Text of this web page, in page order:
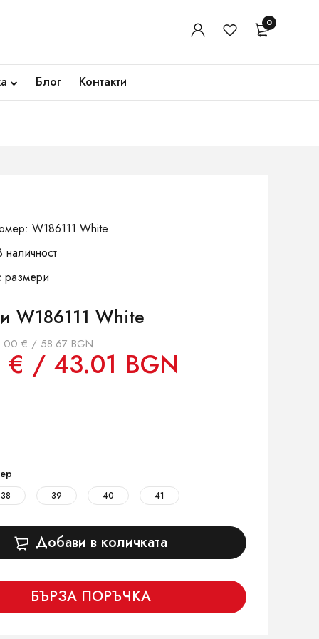
0
Блог Контакти
W186111 White
размери
W186111 White
€ / 58.67 BGN
€ / 43.01 BGN
38 39 40 41
Добави в количката
БЪРЗА ПОРЪЧКА